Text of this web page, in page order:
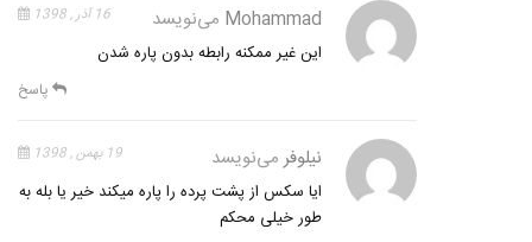
Mohammad می‌نویسد 16 آذر , 1398
این غیر ممکنه رابطه بدون پاره شدن
پاسخ
نیلوفرمی‌نویسد 19 بهمن , 1398
ایا سکس از پشت پرده را پاره میکند خیر یا بله به
طور خیلی محکم